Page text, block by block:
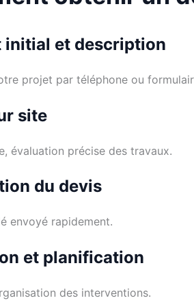
initial et description
projet par téléphone ou
site
évaluation précise des travaux.
du devis
envoyé rapidement.
et planification
des interventions.